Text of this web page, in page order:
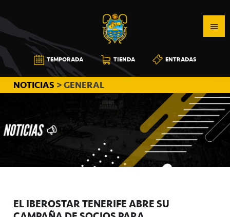
a
la
navegación
principal
al
contenido
principal
a
la
barra
lateral
principal
CB
CANARIAS
TEMPORADA TIENDA ENTRADAS
NOTICIAS > GENERAL
EL IBEROSTAR TENERIFE ABRE SU